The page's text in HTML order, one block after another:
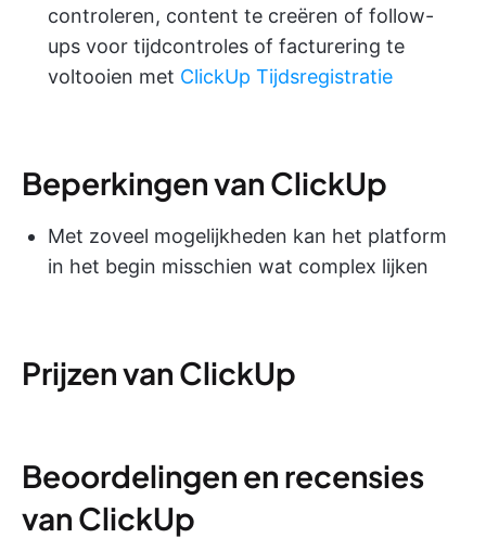
controleren, content te creëren of follow-
ups voor tijdcontroles of facturering te
voltooien met ClickUp Tijdsregistratie
Beperkingen van ClickUp
Met zoveel mogelijkheden kan het platform
in het begin misschien wat complex lijken
Prijzen van ClickUp
Beoordelingen en recensies
van ClickUp